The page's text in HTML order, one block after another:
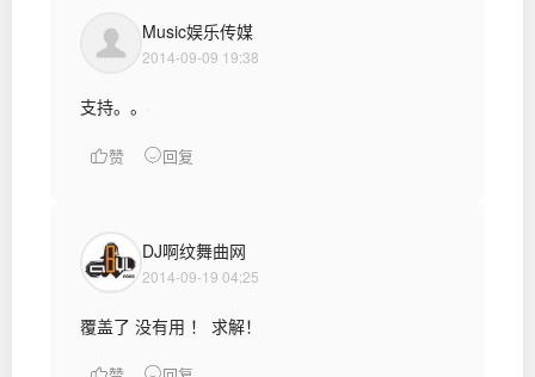
Music娱乐传媒
2014-09-09 19:38
支持。。
赞 回复
DJ啊纹舞曲网
2014-09-19 04:25
覆盖了 没有用 ！ 求解！